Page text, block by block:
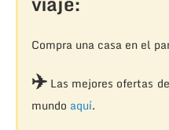
Compra una casa en el
✈️Las mejores ofertas de
mundo aquí.